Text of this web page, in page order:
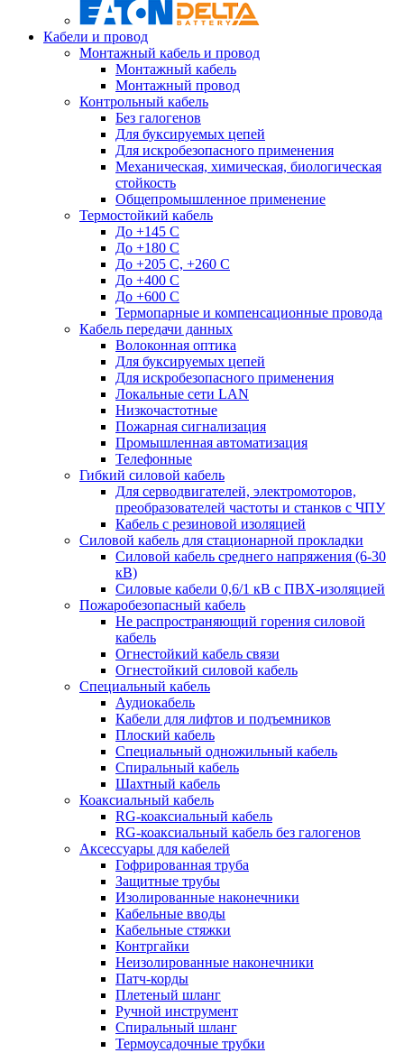
Кабели и провод
Монтажный кабель и провод
Монтажный кабель
Монтажный провод
Контрольный кабель
Без галогенов
Для буксируемых цепей
Для искробезопасного применения
Механическая, химическая, биологическая
стойкость
Общепромышленное применение
Термостойкий кабель
До +145 С
До +180 C
До +205 С, +260 С
До +400 C
До +600 С
Термопарные и компенсационные провода
Кабель передачи данных
Волоконная оптика
Для буксируемых цепей
Для искробезопасного применения
Локальные сети LAN
Низкочастотные
Пожарная сигнализация
Промышленная автоматизация
Телефонные
Гибкий силовой кабель
Для серводвигателей, электромоторов,
преобразователей частоты и станков с ЧПУ
Кабель с резиновой изоляцией
Силовой кабель для стационарной прокладки
Силовой кабель среднего напряжения (6-30
кВ)
Силовые кабели 0,6/1 кВ с ПВХ-изоляцией
Пожаробезопасный кабель
Не распространяющий горения силовой
кабель
Огнестойкий кабель связи
Огнестойкий силовой кабель
Специальный кабель
Аудиокабель
Кабели для лифтов и подъемников
Плоский кабель
Специальный одножильный кабель
Спиральный кабель
Шахтный кабель
Коаксиальный кабель
RG-коаксиальный кабель
RG-коаксиальный кабель без галогенов
Аксессуары для кабелей
Гофрированная труба
Защитные трубы
Изолированные наконечники
Кабельные вводы
Кабельные стяжки
Контргайки
Неизолированные наконечники
Патч-корды
Плетеный шланг
Ручной инструмент
Спиральный шланг
Термоусадочные трубки